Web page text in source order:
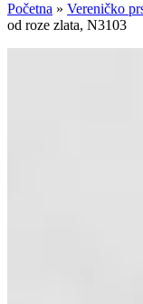
Početna » Vereničko
od roze zlata, N3103